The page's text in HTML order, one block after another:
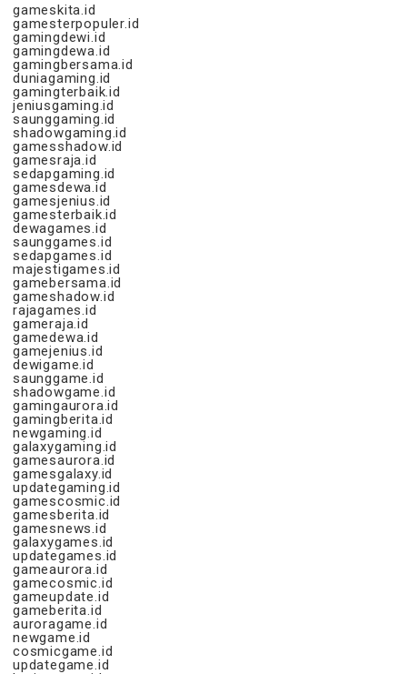
gameskita.id
gamesterpopuler.id
gamingdewi.id
gamingdewa.id
gamingbersama.id
duniagaming.id
gamingterbaik.id
jeniusgaming.id
saunggaming.id
shadowgaming.id
gamesshadow.id
gamesraja.id
sedapgaming.id
gamesdewa.id
gamesjenius.id
gamesterbaik.id
dewagames.id
saunggames.id
sedapgames.id
majestigames.id
gamebersama.id
gameshadow.id
rajagames.id
gameraja.id
gamedewa.id
gamejenius.id
dewigame.id
saunggame.id
shadowgame.id
gamingaurora.id
gamingberita.id
newgaming.id
galaxygaming.id
gamesaurora.id
gamesgalaxy.id
updategaming.id
gamescosmic.id
gamesberita.id
gamesnews.id
galaxygames.id
updategames.id
gameaurora.id
gamecosmic.id
gameupdate.id
gameberita.id
auroragame.id
newgame.id
cosmicgame.id
updategame.id